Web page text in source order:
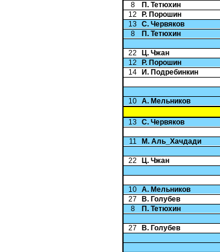
8
П. Тетюхин
12
Р. Порошин
13 С. Червяков
8
П. Тетюхин
22
Ц. Чжан
12
Р. Порошин
14
И. Подребинкин
10 А. Мельников
13 С. Червяков
11
М. Аль_Хачдади
22
Ц. Чжан
10 А. Мельников
27
В. Голубев
8
П. Тетюхин
27
В. Голубев